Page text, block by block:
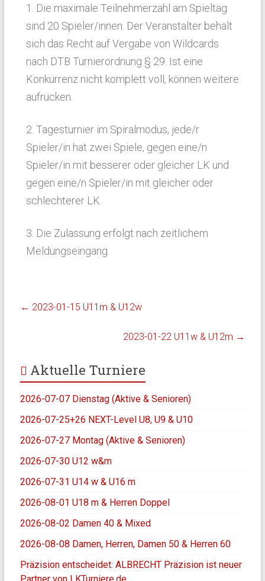
1. Die maximale Teilnehmerzahl am Spieltag
sind 20 Spieler/innen. Der Veranstalter behält
sich das Recht auf Vergabe von Wildcards
nach DTB Turnierordnung § 29. Ist eine
Konkurrenz nicht komplett voll, können weitere
aufrücken.
2. Tagesturnier im Spiralmodus, jede/r
Spieler/in hat zwei Spiele, gegen eine/n
Spieler/in mit besserer oder gleicher LK und
gegen eine/n Spieler/in mit gleicher oder
schlechterer LK.
3. Die Zulassung erfolgt nach zeitlichem
Meldungseingang.
← 2023-01-15 U11m & U12w
2023-01-22 U11w & U12m →
Aktuelle Turniere
2026-07-07 Dienstag (Aktive & Senioren)
2026-07-25+26 NEXT-Level U8, U9 & U10
2026-07-27 Montag (Aktive & Senioren)
2026-07-30 U12 w&m
2026-07-31 U14 w & U16 m
2026-08-01 U18 m & Herren Doppel
2026-08-02 Damen 40 & Mixed
2026-08-08 Damen, Herren, Damen 50 & Herren 60
Präzision entscheidet: ALBRECHT Präzision ist neuer